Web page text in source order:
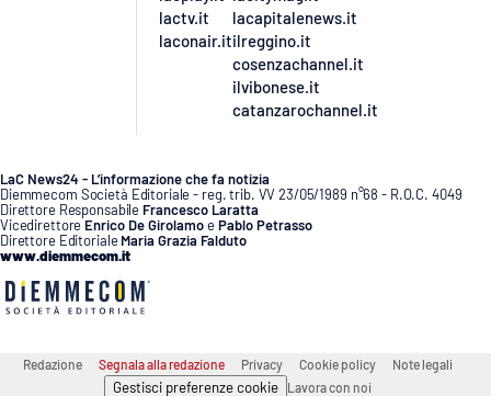
lactv.it
laconair.it
lacapitalenews.it
ilreggino.it
cosenzachannel.it
ilvibonese.it
catanzarochannel.it
LaC News24 - L’informazione che fa notizia
Diemmecom Società Editoriale - reg. trib. VV 23/05/1989 n°68 - R.O.C. 4049
Direttore Responsabile Francesco Laratta
Vicedirettore Enrico De GirolamoePablo Petrasso
Direttore Editoriale Maria Grazia Falduto
www.diemmecom.it
Redazione Segnala alla redazione Privacy Cookie policy Note legali
Gestisci preferenze cookie Lavora con noi